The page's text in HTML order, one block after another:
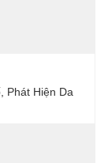
Phát Hiện Da